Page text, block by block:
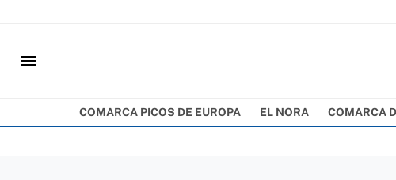
menu
COMARCA PICOS DE EUROPA EL NORA COMARCA